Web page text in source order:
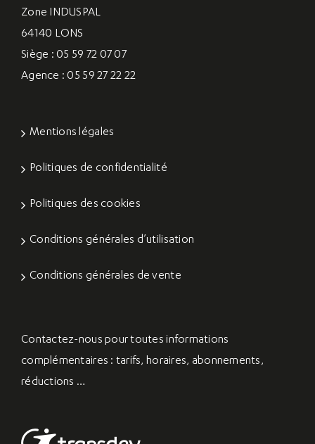
Zone INDUSPAL
64140 LONS
Siège : 05 59 72 07 07
Agence : 05 59 27 22 22
Mentions légales
Politiques de confidentialité
Politiques des cookies
Conditions générales d’utilisation
Conditions générales de vente
Contactez-nous pour toutes informations
complémentaires : tarifs, horaires, abonnements,
réductions …